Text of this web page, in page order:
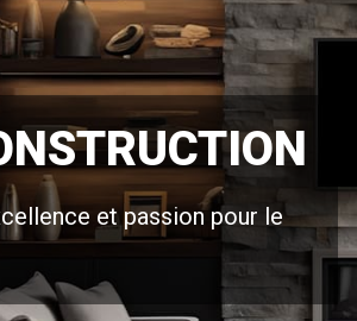
et passion pour le